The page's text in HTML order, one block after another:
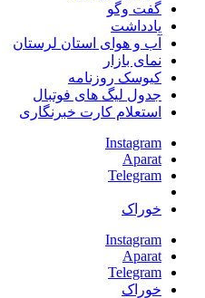
گفت وگو
یادداشت
آب و هوای استان لرستان
نمای بازار
کیوسک روزنامه
جدول لیگ های فوتبال
استعلام کارت خبرنگاری
Instagram
Aparat
Telegram
خوراک
Instagram
Aparat
Telegram
خوراک